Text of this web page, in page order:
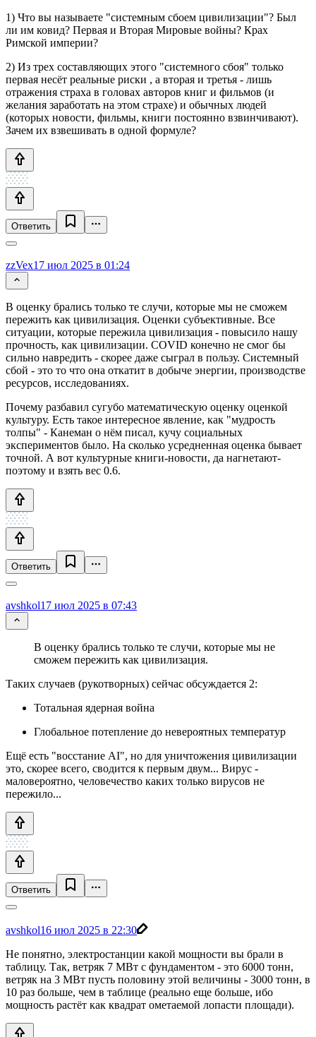
1) Что вы называете "системным сбоем цивилизации"? Был
ли им ковид? Первая и Вторая Мировые войны? Крах
Римской империи?
2) Из трех составляющих этого "системного сбоя" только
первая несёт реальные риски , а вторая и третья - лишь
отражения страха в головах авторов книг и фильмов (и
желания заработать на этом страхе) и обычных людей
(которых новости, фильмы, книги постоянно взвинчивают).
Зачем их взвешивать в одной формуле?
Ответить
zzVex17 июл 2025 в 01:24
В оценку брались только те случи, которые мы не сможем
пережить как цивилизация. Оценки субъективные. Все
ситуации, которые пережила цивилизация - повысило нашу
прочность, как цивилизации. COVID конечно не смог бы
сильно навредить - скорее даже сыграл в пользу. Системный
сбой - это то что она откатит в добыче энергии, производстве
ресурсов, исследованиях.
Почему разбавил сугубо математическую оценку оценкой
культуру. Есть такое интересное явление, как "мудрость
толпы" - Канеман о нём писал, кучу социальных
экспериментов было. На сколько усредненная оценка бывает
точной. А вот культурные книги-новости, да нагнетают-
поэтому и взять вес 0.6.
Ответить
avshkol17 июл 2025 в 07:43
В оценку брались только те случи, которые мы не
сможем пережить как цивилизация.
Таких случаев (рукотворных) сейчас обсуждается 2:
Тотальная ядерная война
Глобальное потепление до невероятных температур
Ещё есть "восстание AI", но для уничтожения цивилизации
это, скорее всего, сводится к первым двум... Вирус -
маловероятно, человечество каких только вирусов не
пережило...
Ответить
avshkol16 июл 2025 в 22:30
Не понятно, электростанции какой мощности вы брали в
таблицу. Так, ветряк 7 МВт с фундаментом - это 6000 тонн,
ветряк на 3 МВт пусть половину этой величины - 3000 тонн, в
10 раз больше, чем в таблице (реально еще больше, ибо
мощность растёт как квадрат ометаемой лопасти площади).